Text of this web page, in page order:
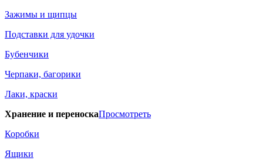
Зажимы и щипцы
Подставки для удочки
Бубенчики
Черпаки, багорики
Лаки, краски
Хранение и переноскаПросмотреть
Коробки
Ящики